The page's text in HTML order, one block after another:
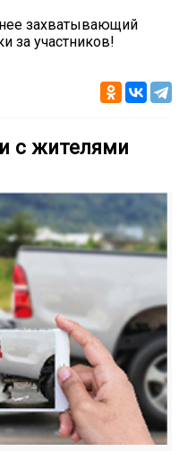
захватывающий
за участников!
с жителями